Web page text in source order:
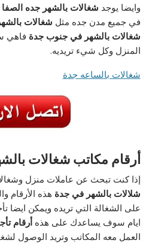
وايضا يوجد شغالات بالشهر جده الصفا
في جميع مدن جده مثل شغالات
شغالات بالشهر في جنوب جدة فاهي
المنزل وكل شيء تريديه.
شغالات بالساعه جدة
أرقام مكاتب شغالات
إذا كنت تبحث عن عاملات منزل
شلالات بالشهر في جدة هذه الأرقام
على الشغالة التي تريده ويمكن ايضا
ايام سوف يساعدك على هذهأرقام
العمل معه المكاتب وتريد الوصول